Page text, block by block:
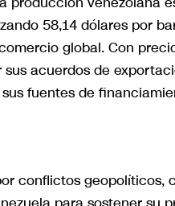
58,14 dólares por
global. Con
acuerdos de
fuentes de
conflictos geopolíticos,